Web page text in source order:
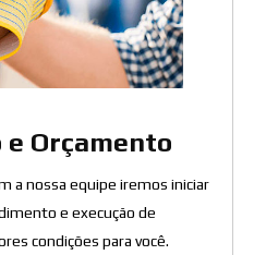
Orçamento
a nossa equipe iremos iniciar
e execução de
condições para você.